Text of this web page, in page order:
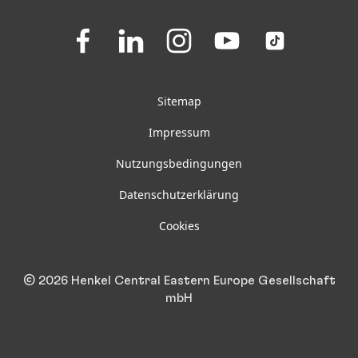
Folgen
Sie
uns
Folgen
uns
Folgen
Sie
uns
Folgen
Sie
Folgen
Sie
uns
Sitemap
Impressum
Nutzungsbedingungen
Datenschutzerklärung
Cookies
© 2026 Henkel Central Eastern Europe Gesellschaft
mbH